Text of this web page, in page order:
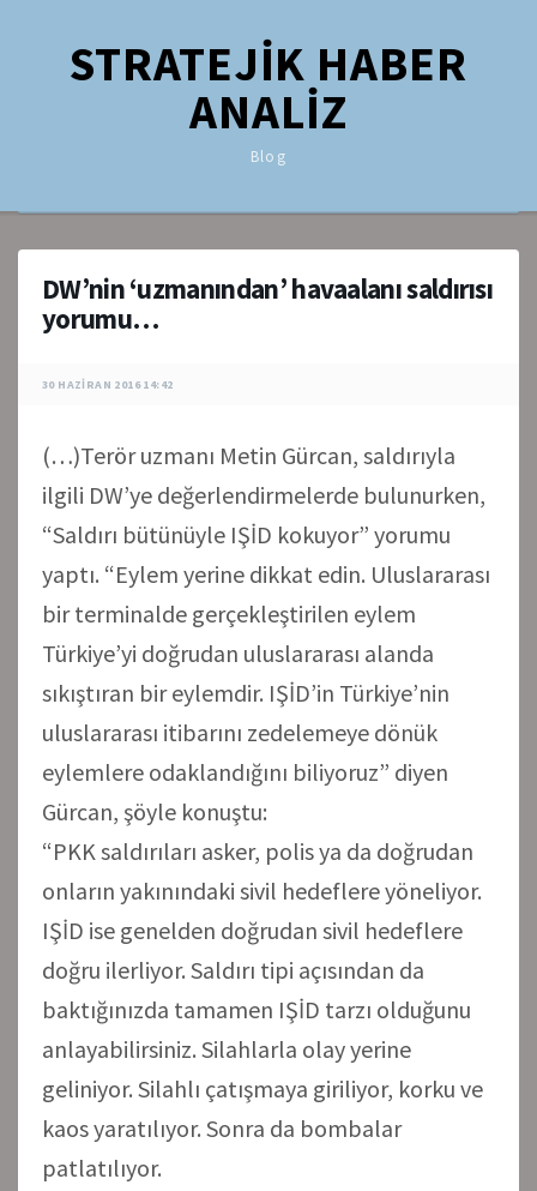
STRATEJİK HABER
ANALİZ
Blog
DW’nin ‘uzmanından’ havaalanı saldırısı
yorumu…
30 HAZIRAN 2016 14:42
(…)Terör uzmanı Metin Gürcan, saldırıyla
ilgili DW’ye değerlendirmelerde bulunurken,
“Saldırı bütünüyle IŞİD kokuyor” yorumu
yaptı. “Eylem yerine dikkat edin. Uluslararası
bir terminalde gerçekleştirilen eylem
Türkiye’yi doğrudan uluslararası alanda
sıkıştıran bir eylemdir. IŞİD’in Türkiye’nin
uluslararası itibarını zedelemeye dönük
eylemlere odaklandığını biliyoruz” diyen
Gürcan, şöyle konuştu:
“PKK saldırıları asker, polis ya da doğrudan
onların yakınındaki sivil hedeflere yöneliyor.
IŞİD ise genelden doğrudan sivil hedeflere
doğru ilerliyor. Saldırı tipi açısından da
baktığınızda tamamen IŞİD tarzı olduğunu
anlayabilirsiniz. Silahlarla olay yerine
geliniyor. Silahlı çatışmaya giriliyor, korku ve
kaos yaratılıyor. Sonra da bombalar
patlatılıyor.